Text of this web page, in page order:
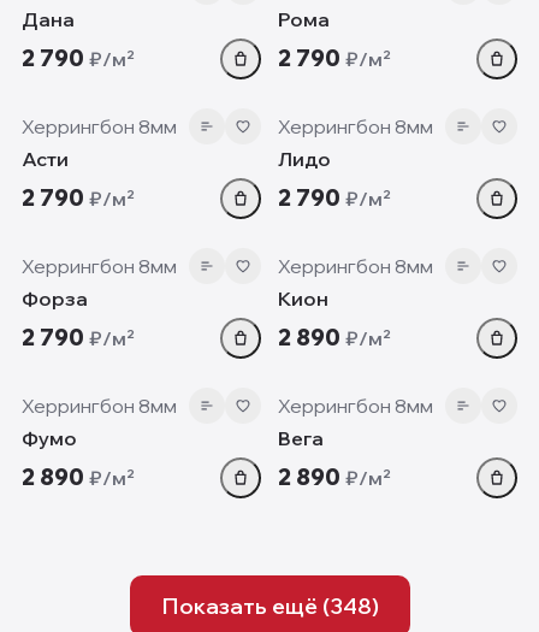
Дана
2 790 ₽/м²
Рома
2 790 ₽/м²
8 мм
Херрингбон 8мм
Асти
2 790 ₽/м²
8 мм
Херрингбон 8мм
Лидо
2 790 ₽/м²
8 мм
Херрингбон 8мм
Форза
2 790 ₽/м²
8 мм
Херрингбон 8мм
Кион
2 890 ₽/м²
8 мм
Херрингбон 8мм
Фумо
2 890 ₽/м²
8 мм
Херрингбон 8мм
Вега
2 890 ₽/м²
Показать ещё (348)